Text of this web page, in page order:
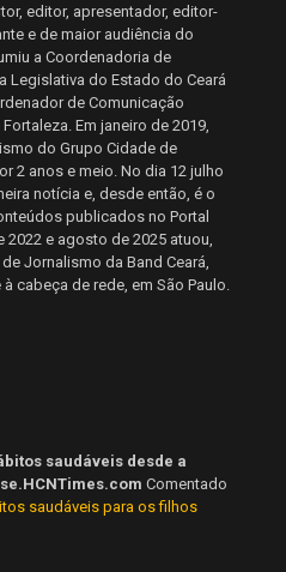
editor, apresentador, editor-
e de maior audiência do
a Coordenadoria de
Legislativa do Estado do Ceará
de Comunicação
Em janeiro de 2019,
do Grupo Cidade de
2 anos e meio. No dia 12 julho
notícia e, desde então, é o
publicados no Portal
2022 e agosto de 2025 atuou,
Jornalismo da Band Ceará,
cabeça de rede, em São Paulo.
saudáveis desde a
Comentado
saudáveis para os filhos